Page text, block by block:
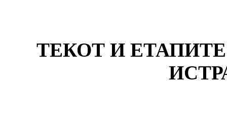
ТЕКОТ И